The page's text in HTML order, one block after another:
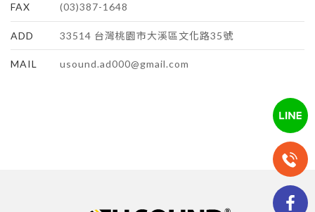
FAX (03)387-1648
ADD 33514 台灣桃園市大溪區文化路35號
MAIL usound.ad000@gmail.com